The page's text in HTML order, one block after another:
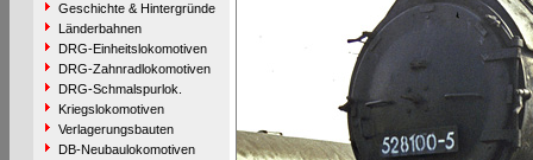
Geschichte & Hintergründe
Länderbahnen
DRG-Einheitslokomotiven
DRG-Zahnradlokomotiven
DRG-Schmalspurlok.
Kriegslokomotiven
Verlagerungsbauten
DB-Neubaulokomotiven